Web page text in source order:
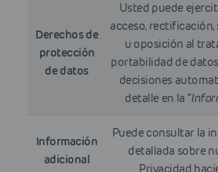
Derechos de
protección
de datos
Usted puede
acceso,
u oposición al
portabilidad de
decisiones
detalle en la “
Información
adicional
Puede consultar la
detallada sobre
Privacidad